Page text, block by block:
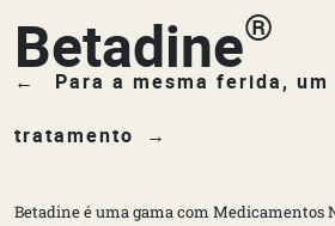
Betadine®
Para a mesma ferida, um
tratamento
Betadine é uma gama com Medicamentos